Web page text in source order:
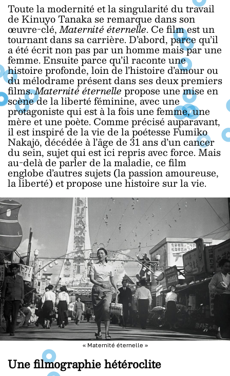
Toute la modernité et la singularité du travail
de Kinuyo Tanaka se remarque dans son
œuvre-clé,Maternité éternelle. Ce film est un
tournant dans sa carrière. D’abord, parce qu’il
a été écrit non pas par un homme mais par une
femme. Ensuite parce qu’il raconte une
histoire profonde, loin de l’histoire d’amour ou
du mélodrame présent dans ses deux premiers
films.Maternité éternellepropose une mise en
scène de la liberté féminine, avec une
protagoniste qui est à la fois une femme, une
mère et une poète. Comme précisé auparavant,
il est inspiré de la vie de la poétesse Fumiko
Nakajō, décédée à l’âge de 31 ans d’un cancer
du sein, sujet qui est ici repris avec force. Mais
au-delà de parler de la maladie, ce film
englobe d’autres sujets (la passion amoureuse,
la liberté) et propose une histoire sur la vie.
« Maternité éternelle »
Une filmographie hétéroclite